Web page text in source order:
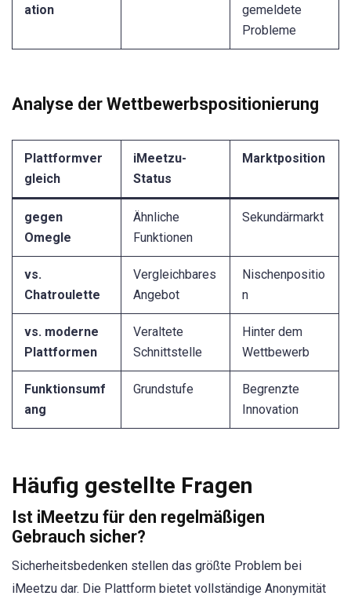
ation
gemeldete
Probleme
Analyse der Wettbewerbspositionierung
Plattformver
gleich
iMeetzu-
Status
Marktposition
gegen
Omegle
Ähnliche
Funktionen
Sekundärmarkt
vs.
Chatroulette
Vergleichbares
Angebot
Nischenpositio
n
vs. moderne
Plattformen
Veraltete
Schnittstelle
Hinter dem
Wettbewerb
Funktionsumf
ang
Grundstufe
Begrenzte
Innovation
Häufig gestellte Fragen
Ist iMeetzu für den regelmäßigen
Gebrauch sicher?
Sicherheitsbedenken stellen das größte Problem bei
iMeetzu dar. Die Plattform bietet vollständige Anonymität